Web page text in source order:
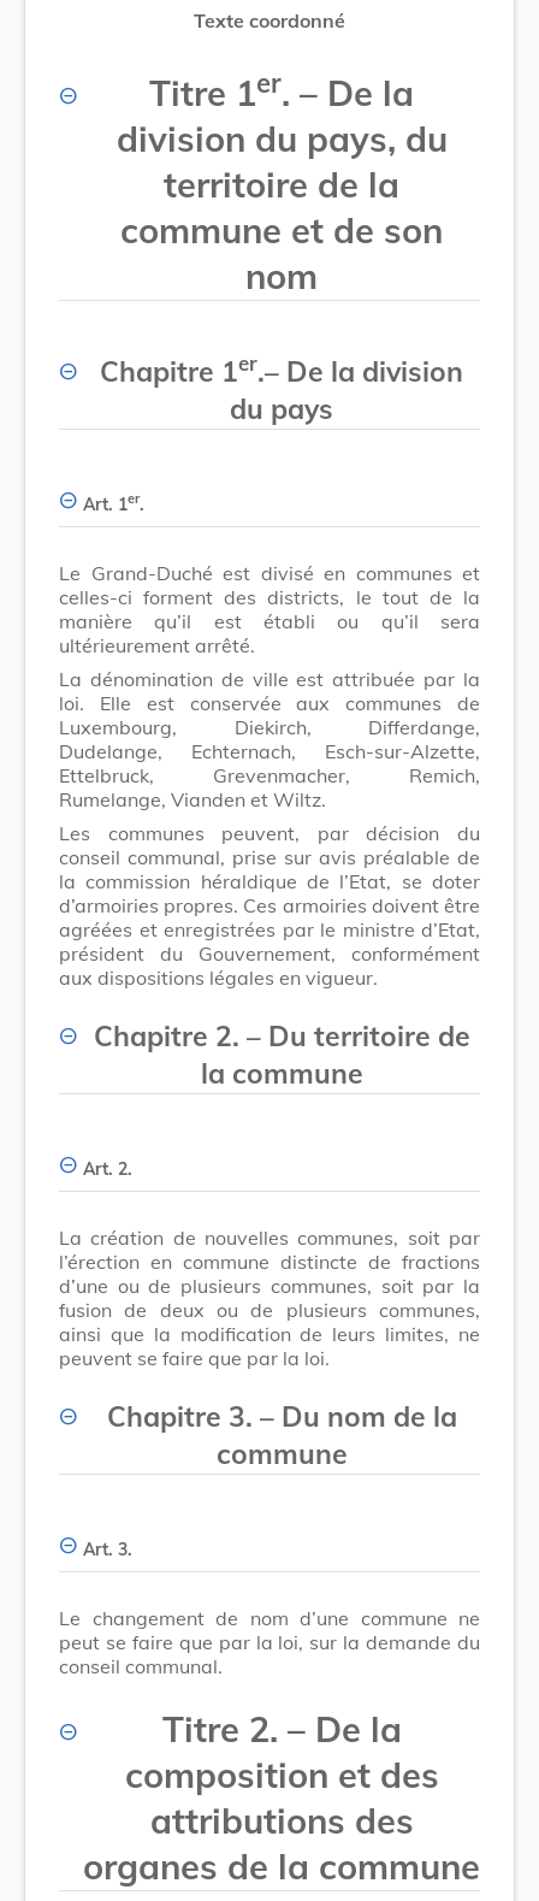
Texte coordonné
Titre 1er. – De la
division du pays, du
territoire de la
commune et de son
nom
Chapitre 1er.– De la division
du pays
Art. 1er.
Le Grand-Duché est divisé en communes et
celles-ci forment des districts, le tout de la
manière qu’il est établi ou qu’il sera
ultérieurement arrêté.
La dénomination de ville est attribuée par la
loi. Elle est conservée aux communes de
Luxembourg, Diekirch, Differdange,
Dudelange, Echternach, Esch-sur-Alzette,
Ettelbruck, Grevenmacher, Remich,
Rumelange, Vianden et Wiltz.
Les communes peuvent, par décision du
conseil communal, prise sur avis préalable de
la commission héraldique de l’Etat, se doter
d’armoiries propres. Ces armoiries doivent être
agréées et enregistrées par le ministre d’Etat,
président du Gouvernement, conformément
aux dispositions légales en vigueur.
Chapitre 2. – Du territoire de
la commune
Art. 2.
La création de nouvelles communes, soit par
l’érection en commune distincte de fractions
d’une ou de plusieurs communes, soit par la
fusion de deux ou de plusieurs communes,
ainsi que la modification de leurs limites, ne
peuvent se faire que par la loi.
Chapitre 3. – Du nom de la
commune
Art. 3.
Le changement de nom d’une commune ne
peut se faire que par la loi, sur la demande du
conseil communal.
Titre 2. – De la
composition et des
attributions des
organes de la commune